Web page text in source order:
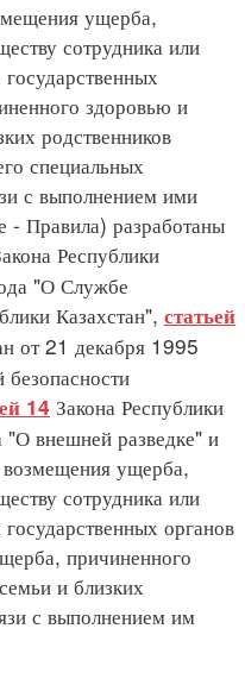
ущерба,
сотрудника или
здоровью и
родственников
специальных
с выполнением ими
- Правила) разработаны
Республики
"О Службе
Казахстан", статьей
от 21 декабря 1995
14 Закона Республики
внешней разведке" и
ущерба,
сотрудника или
органов
причиненного
и близких
с выполнением им